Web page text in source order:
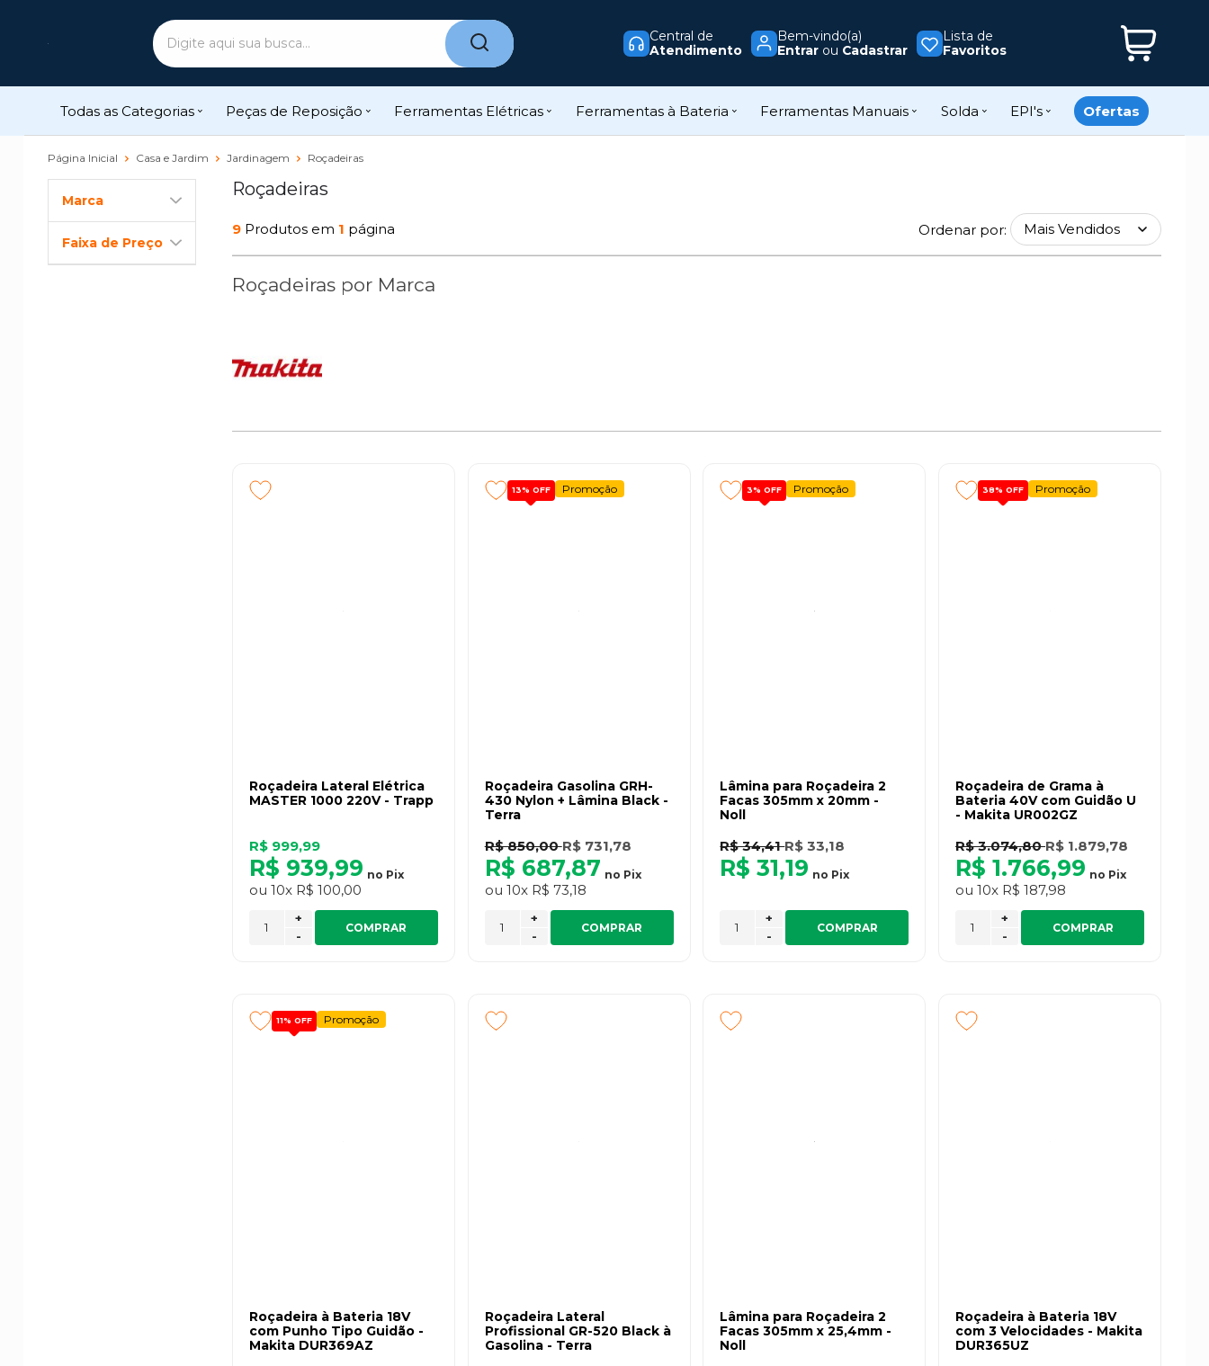
Central de
Atendimento
Bem-vindo(a)
Entrarou Cadastrar
Lista de
Favoritos
Todas as Categorias Peças de Reposição Ferramentas Elétricas Ferramentas à Bateria Ferramentas Manuais Solda EPI's Ofertas
Página Inicial Casa e Jardim Jardinagem Roçadeiras
Marca
Faixa de Preço
Roçadeiras
9 Produtos em 1 página Ordenar por:
Roçadeiras por Marca
Roçadeira Lateral Elétrica
MASTER 1000 220V - Trapp
R$ 999,99
R$ 939,99 no Pix
ou 10x R$ 100,00
-
+
COMPRAR
13% OFF Promoção
Roçadeira Gasolina GRH-
430 Nylon + Lâmina Black -
Terra
R$ 850,00R$ 731,78
R$ 687,87 no Pix
ou 10x R$ 73,18
-
+
COMPRAR
3% OFF Promoção
Lâmina para Roçadeira 2
Facas 305mm x 20mm -
Noll
R$ 34,41R$ 33,18
R$ 31,19 no Pix
-
+
COMPRAR
38% OFF Promoção
Roçadeira de Grama à
Bateria 40V com Guidão U
- Makita UR002GZ
R$ 3.074,80R$ 1.879,78
R$ 1.766,99 no Pix
ou 10x R$ 187,98
-
+
COMPRAR
11% OFF Promoção
Roçadeira à Bateria 18V
com Punho Tipo Guidão -
Makita DUR369AZ
Roçadeira Lateral
Profissional GR-520 Black à
Gasolina - Terra
Lâmina para Roçadeira 2
Facas 305mm x 25,4mm -
Noll
Roçadeira à Bateria 18V
com 3 Velocidades - Makita
DUR365UZ